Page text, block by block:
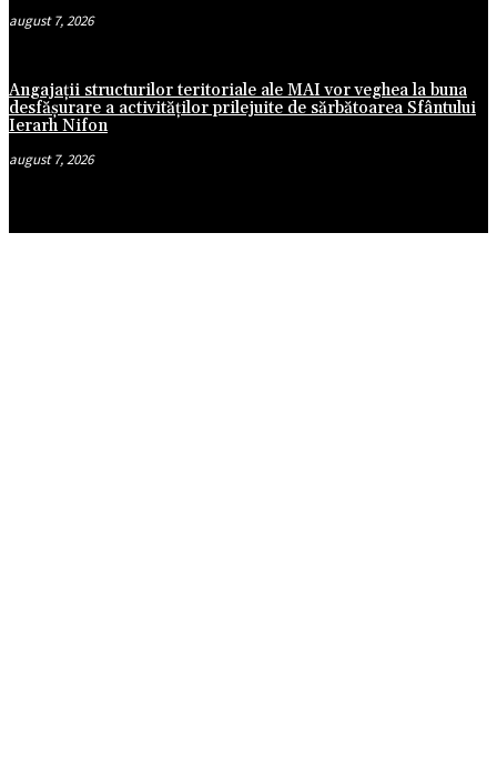
august 7, 2026
Angajații structurilor teritoriale ale MAI vor veghea la buna
desfășurare a activităților prilejuite de sărbătoarea Sfântului
Ierarh Nifon
august 7, 2026